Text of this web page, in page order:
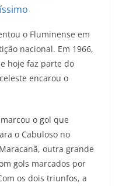
o Fluminense em
nacional. Em 1966,
hoje faz parte do
encarou o
o gol que
o Cabuloso no
outra grande
gols marcados por
os dois triunfos, a